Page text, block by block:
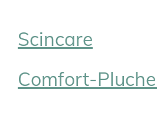
Scincare
Comfort-